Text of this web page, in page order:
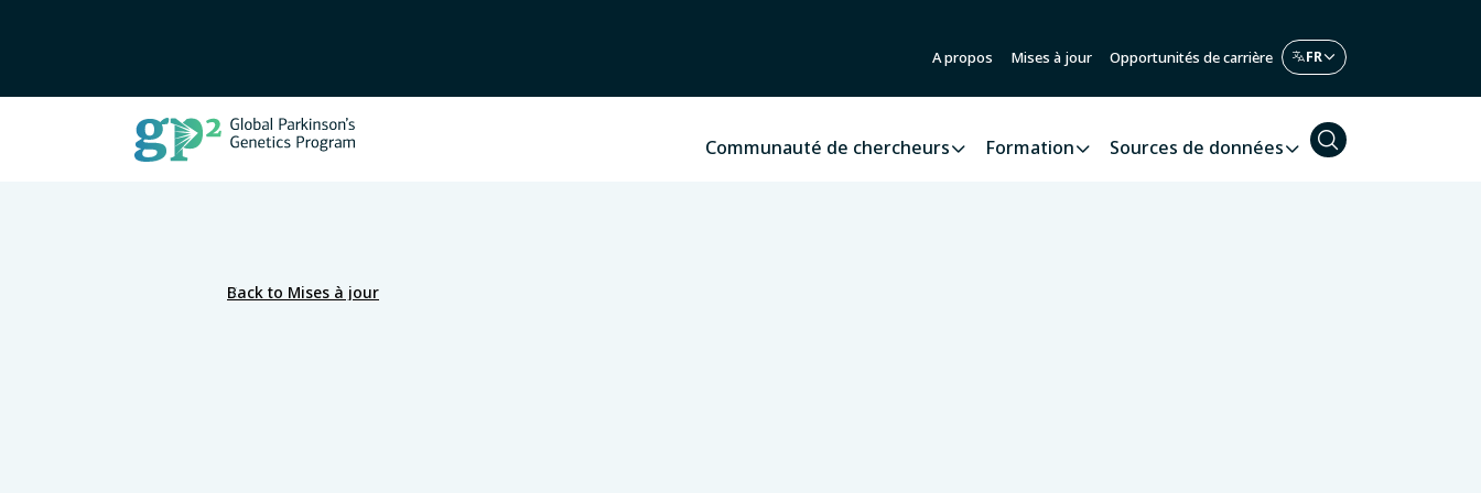
A propos Mises à jour Opportunités de carrière
Communauté de chercheurs Formation Sources de données
Back to Mises à jour